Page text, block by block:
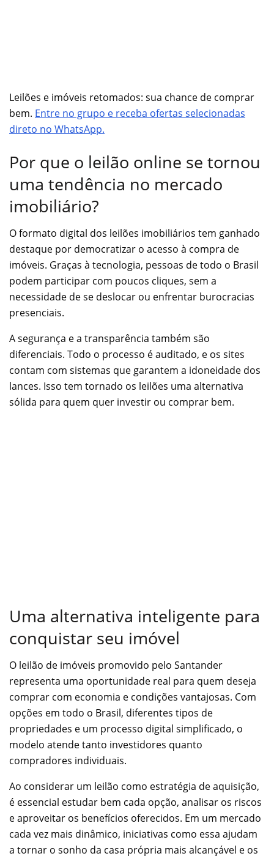
Leilões e imóveis retomados: sua chance de comprar
bem. Entre no grupo e receba ofertas selecionadas
direto no WhatsApp.
Por que o leilão online se tornou
uma tendência no mercado
imobiliário?
O formato digital dos leilões imobiliários tem ganhado
destaque por democratizar o acesso à compra de
imóveis. Graças à tecnologia, pessoas de todo o Brasil
podem participar com poucos cliques, sem a
necessidade de se deslocar ou enfrentar burocracias
presenciais.
A segurança e a transparência também são
diferenciais. Todo o processo é auditado, e os sites
contam com sistemas que garantem a idoneidade dos
lances. Isso tem tornado os leilões uma alternativa
sólida para quem quer investir ou comprar bem.
Uma alternativa inteligente para
conquistar seu imóvel
O leilão de imóveis promovido pelo Santander
representa uma oportunidade real para quem deseja
comprar com economia e condições vantajosas. Com
opções em todo o Brasil, diferentes tipos de
propriedades e um processo digital simplificado, o
modelo atende tanto investidores quanto
compradores individuais.
Ao considerar um leilão como estratégia de aquisição,
é essencial estudar bem cada opção, analisar os riscos
e aproveitar os benefícios oferecidos. Em um mercado
cada vez mais dinâmico, iniciativas como essa ajudam
a tornar o sonho da casa própria mais alcançável e os